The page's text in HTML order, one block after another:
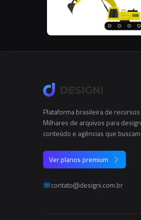
Plataforma brasileira de
Milhares de arquivos para
conteúdo e agências que
Ver planos premium
contato@designi.com.br